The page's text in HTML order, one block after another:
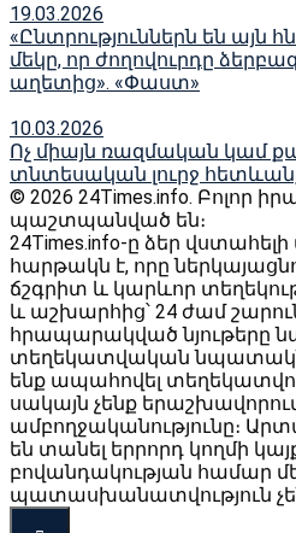
19.03.2026
«Ընտրություններն են այն
մեկը, որ ժողովուրդը
աղետից». «Փաստ»
10.03.2026
Ոչ միայն ռազմական կամ
տնտեսական լուրջ
© 2026 24Times.info․ Բոլոր
պաշտպանված են։
24Times.info-ը ձեր
հարթակն է, որը
ճշգրիտ և կարևոր
և աշխարհից՝ 24 ժամ
հրապարակված նյութերը
տեղեկատվական
ենք ապահովել
սակայն չենք
ամբողջականությունը։
են տանել երրորդ կողմի
բովանդակության համար
պատասխանատվություն